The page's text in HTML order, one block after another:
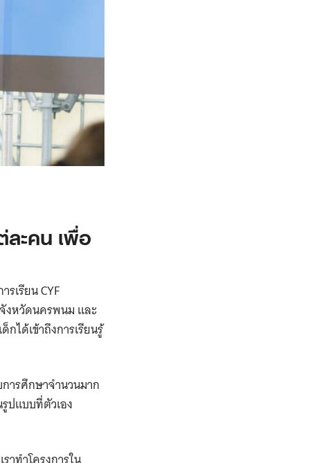
ะคน เพื่อ
เรียน CYF
งหวัดนครพนม และ
ได้เข้าถึงการเรียนรู้
ารศึกษาจำนวนมาก
ปแบบที่ตัวเอง